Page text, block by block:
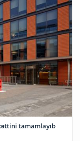
tamamlayıb